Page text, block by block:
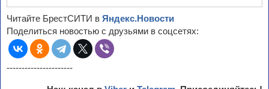
Читайте БрестСИТИ в Яндекс.Новости
Поделиться новостью с друзьями в соцсетях:
----------------------